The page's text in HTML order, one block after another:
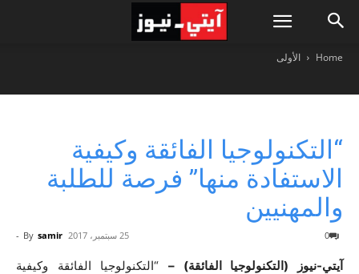
Home الأولى
“التكنولوجيا الفائقة وكيفية
الاستفادة منها” فرصة للطلبة
والمهنيين
By samir
- 25 سبتمبر، 2017 0
آيتي-نيوز (التكنولوجيا الفائقة) – “التكنولوجيا الفائقة وكيفية